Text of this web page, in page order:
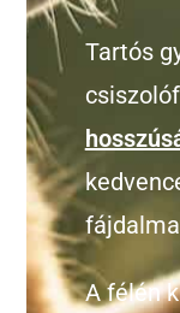
Tartós
A félén